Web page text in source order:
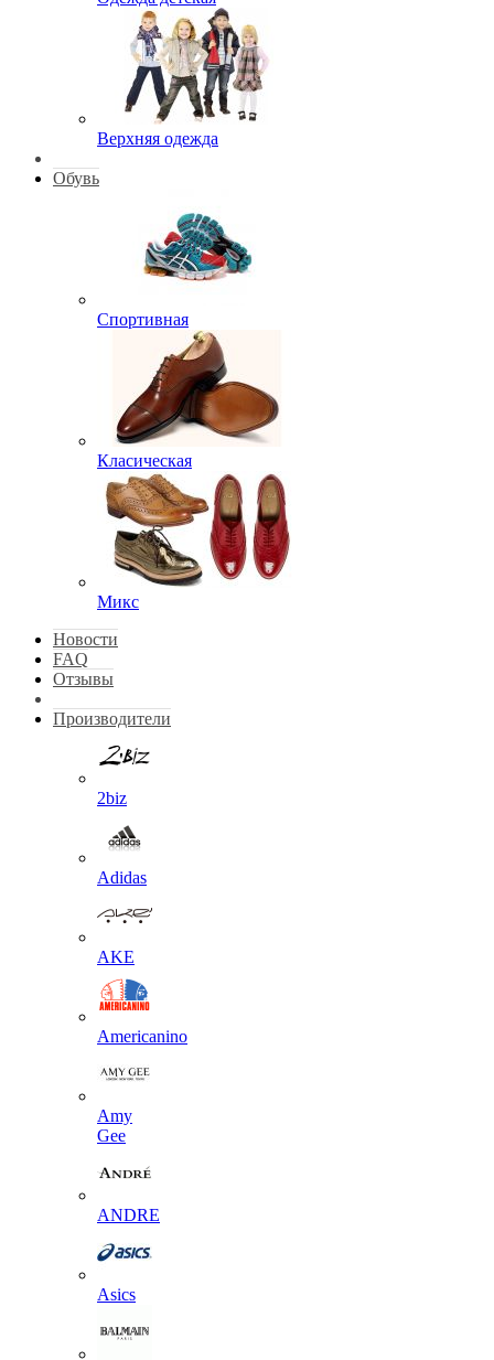
Верхняя одежда
Обувь
Спортивная
Класическая
Микс
Новости
FAQ
Отзывы
Производители
2biz
Adidas
AKE
Americanino
Amy
Gee
ANDRE
Asics